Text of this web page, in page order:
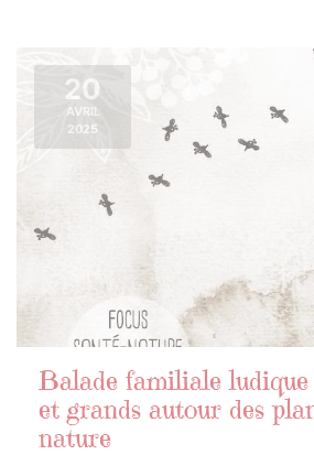
20
AVRIL
2025
Balade familiale
et grands autour des
nature